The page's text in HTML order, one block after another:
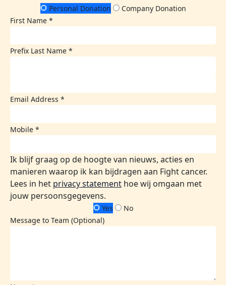
Personal Donation
Company Donation
First Name *
Prefix Last Name *
Email Address *
Mobile *
Ik blijf graag op de hoogte van nieuws, acties en
manieren waarop ik kan bijdragen aan Fight cancer.
Lees in het privacy statement hoe wij omgaan met
jouw persoonsgegevens.
Yes
No
Message to Team (Optional)